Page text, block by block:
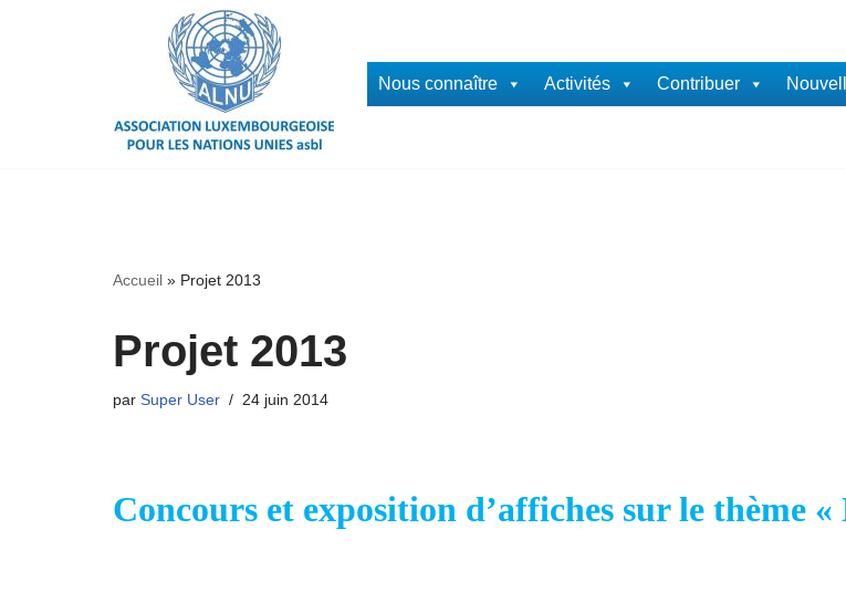
Nous connaître Activités Contribuer
Accueil » Projet 2013
Projet 2013
par Super User 24 juin 2014
Concours et exposition d’affiches sur le thème